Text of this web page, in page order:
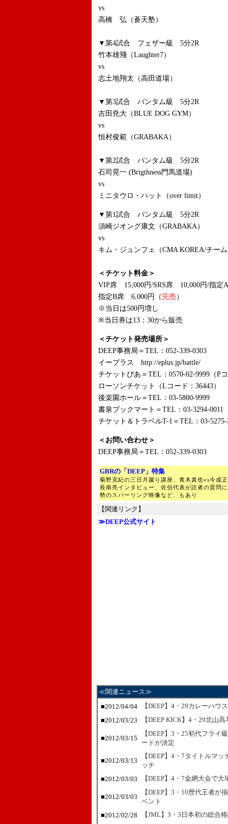
vs
高橋 弘（蒼天塾）
▼第4試合 フェザー級 5分2R
竹本雄飛（Laughter7）
vs
志土地翔太（高田道場）
▼第3試合 バンタム級 5分2R
吉田尭大（BLUE DOG GYM）
vs
恒村俊範（GRABAKA）
▼第2試合 バンタム級 5分2R
石司晃一 (Brigthness門馬道場)
vs
ミニタウロ・ハット（over limit）
▼第1試合 バンタム級 5分2R
須崎ジオング康文（GRABAKA）
vs
キム・ジュンフェ（CMA KOREA/チー
＜チケット料金＞
VIP席 15,000円/SRS席 10,000円/指定
指定B席 6,000円（ 完売 ）
※当日は500円増し
※当日券は13：30から販売
＜チケット発売場所＞
DEEP事務局＝TEL：052-339-0303
イープラス http://eplus.jp/battle/
チケットぴあ＝TEL：0570-02-9999（P
ローソンチケット（Lコード：36443）
後楽園ホール＝TEL：03-5800-9999
書泉ブックマート＝TEL：03-3294-0011
チケット＆トラベルT-1＝TEL：03-5275-
＜お問い合わせ＞
DEEP事務局＝TEL：052-339-0303
GBRの「DEEP」特集
菊野克紀の三日月蹴り講座、青木真也vs今成
長南亮インタビュー、佐伯代表が読者の質問
勢のスパーリング映像など、もあり
【関連リンク】
≫DEEP公式サイト
≪関連ニュース≫
■2012/04/04
【DEEP】4・29カレーハウ
■2012/03/23
【DEEP KICK】4・29北山
■2012/03/15
【DEEP】3・25初代フライ
ードが決定
■2012/03/13
【DEEP】4・7タイトルマ
ッチ
■2012/03/03
【DEEP】4・7金網大会で
■2012/03/03
【DEEP】3・10歴代王者が
ベント
■2012/02/28
【JML】3・3日本初の総合